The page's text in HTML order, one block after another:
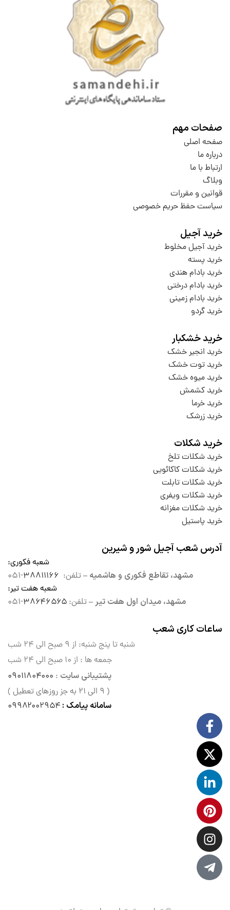
صفحات مهم
صفحه اصلی
درباره ما
ارتباط با ما
وبلاگ
قوانین و مقررات
سیاست حفظ حریم خصوصی
خرید آجیل
خرید آجیل مخلوط
خرید پسته
خرید بادام هندی
خرید بادام درختی
خرید بادام زمینی
خرید گردو
خرید خشکبار
خرید انجیر خشک
خرید توت خشک
خرید میوه خشک
خرید کشمش
خرید خرما
خرید زرشک
خرید شکلات
خرید شکلات تلخ
خرید شکلات کاکائویی
خرید شکلات تابلت
خرید شکلات ویفری
خرید شکلات مغزانه
خرید پاستیل
آدرس شعب آجیل شور و شیرین
شعبه فکوری:
مشهد، تقاطع فکوری و هاشمیه –تلفن: ۳۸۸۱۱۱۶۶-۰۵۱
شعبه هفت تیر:
مشهد، میدان اول هفت تیر –تلفن: ۳۸۶۴۶۵۶۵-۰۵۱
ساعات کاری شعب
شنبه تا پنج شنبه: از ۹ صبح الی
۲۴ شب
جمعه ها : از ۱۰ صبح الی ۲۴ شب
پشتیبانی سایت : ۰۹۰۱۱۸۰۴۰۰۰
( ۹ الی ۲۱ به جز روزهای تعطیل )
سامانه پیامک : ۰۹۹۸۲۰۰۲۹۵۴